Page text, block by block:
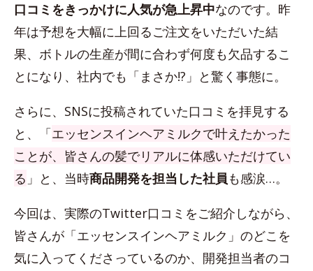
口コミをきっかけに人気が急上昇中なのです。昨
年は予想を大幅に上回るご注文をいただいた結
果、ボトルの生産が間に合わず何度も欠品するこ
とになり、社内でも「まさか!?」と驚く事態に。
さらに、SNSに投稿されていた口コミを拝見する
と、「エッセンスインヘアミルクで叶えたかった
ことが、皆さんの髪でリアルに体感いただけてい
る 」と、当時商品開発を担当した社員も感涙…。
今回は、実際のTwitter口コミをご紹介しながら、
皆さんが「エッセンスインヘアミルク」のどこを
気に入ってくださっているのか、開発担当者のコ